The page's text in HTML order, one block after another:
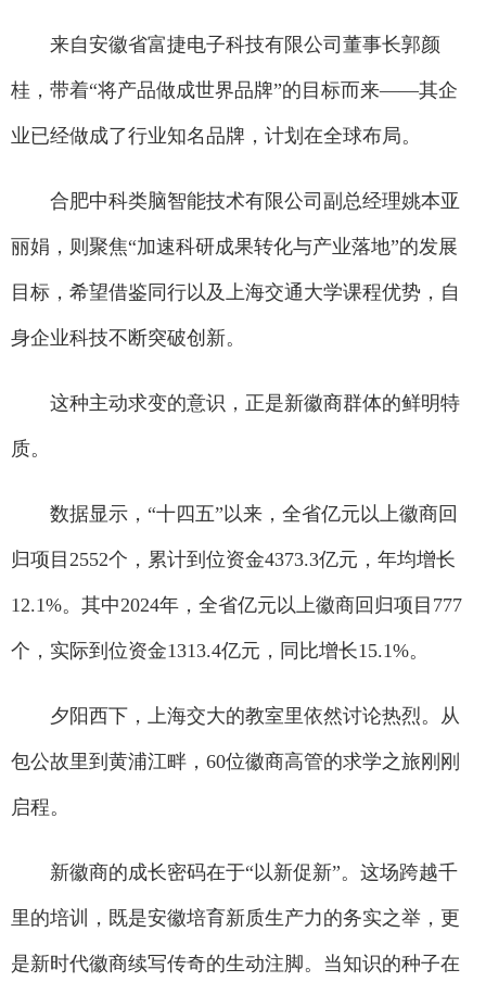
来自安徽省富捷电子科技有限公司董事长郭颜
桂，带着“将产品做成世界品牌”的目标而来——其企
业已经做成了行业知名品牌，计划在全球布局。
合肥中科类脑智能技术有限公司副总经理姚本亚
丽娟，则聚焦“加速科研成果转化与产业落地”的发展
目标，希望借鉴同行以及上海交通大学课程优势，自
身企业科技不断突破创新。
这种主动求变的意识，正是新徽商群体的鲜明特
质。
数据显示，“十四五”以来，全省亿元以上徽商回
归项目2552个，累计到位资金4373.3亿元，年均增长
12.1%。其中2024年，全省亿元以上徽商回归项目777
个，实际到位资金1313.4亿元，同比增长15.1%。
夕阳西下，上海交大的教室里依然讨论热烈。从
包公故里到黄浦江畔，60位徽商高管的求学之旅刚刚
启程。
新徽商的成长密码在于“以新促新”。这场跨越千
里的培训，既是安徽培育新质生产力的务实之举，更
是新时代徽商续写传奇的生动注脚。当知识的种子在